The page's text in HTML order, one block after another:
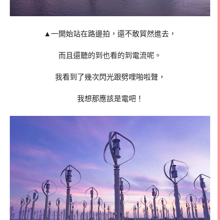
▲一開始站在路邊拍，還不敢貿然進去，
而且還聽的到也看的到電流呢。
我看到了幾次閃光跟劈哩啪啦聲，
我想那應該是電吧！